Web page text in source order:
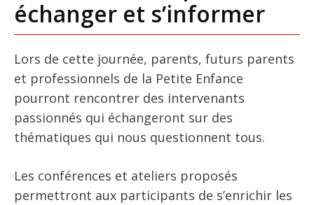
échanger et s’informer
Lors de cette journée, parents, futurs parents
et professionnels de la Petite Enfance
pourront rencontrer des intervenants
passionnés qui échangeront sur des
thématiques qui nous questionnent tous.
Les conférences et ateliers proposés
permettront aux participants de s’enrichir les